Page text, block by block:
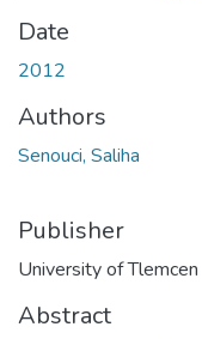
Date
2012
Authors
Senouci, Saliha
Publisher
University of Tlemcen
Abstract